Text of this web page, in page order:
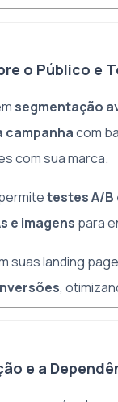
o Público e
segmentação
campanhacom
com sua marca.
testes A/
e imagens para
suas landing
,
e a